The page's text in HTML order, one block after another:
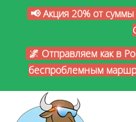
📢 Акция 20% от
🌌 Отправляем как в
беспроблемным